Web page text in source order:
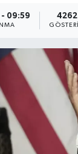
- 09:59 4262